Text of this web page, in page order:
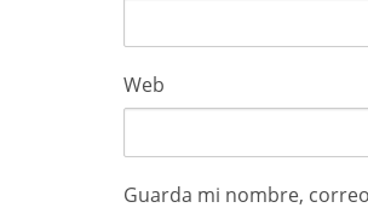
Web
Guarda mi nombre,